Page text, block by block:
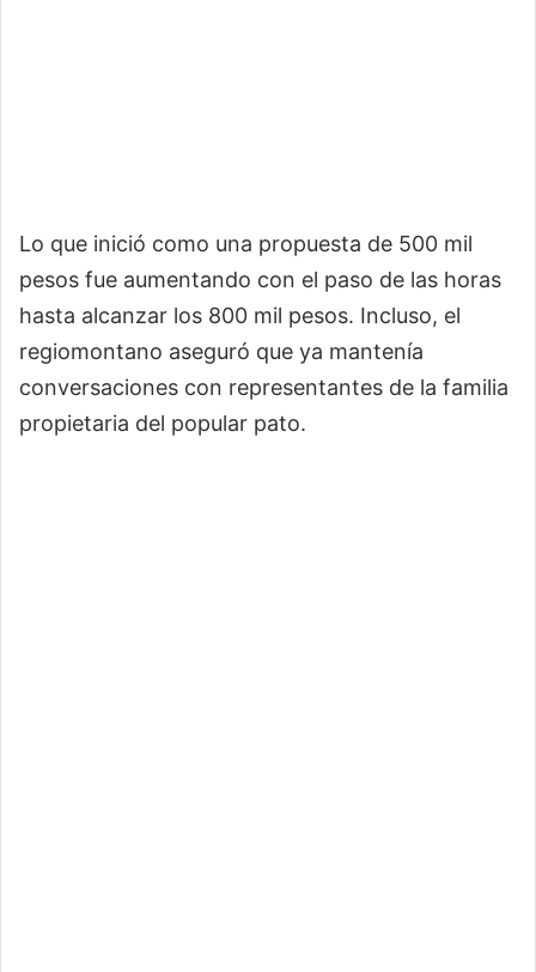
Lo que inició como una propuesta de 500 mil
pesos fue aumentando con el paso de las horas
hasta alcanzar los 800 mil pesos. Incluso, el
regiomontano aseguró que ya mantenía
conversaciones con representantes de la familia
propietaria del popular pato.